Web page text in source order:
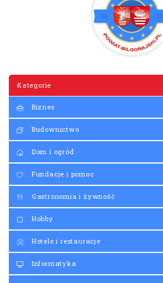
Kategorie
Biznes
Budownictwo
Dom i ogród
Fundacje i pomoc
Gastronomia i żywność
Hobby
Hotele i restauracje
Informatyka